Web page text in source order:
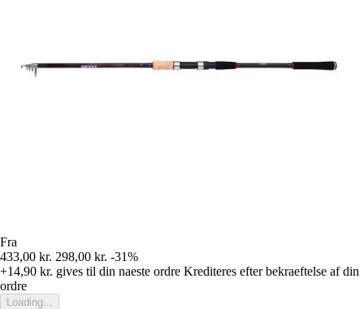
Fra
433,00 kr. 298,00 kr. -31%
+14,90 kr. gives til din naeste ordre Krediteres efter bekraeftelse af din
ordre
Loading...